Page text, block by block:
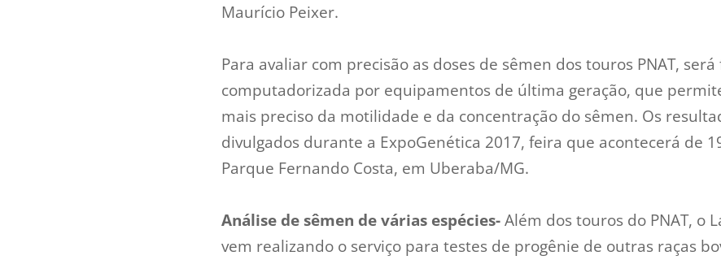
Maurício Peixer.
Para avaliar com precisão as doses de sêmen dos touros PNAT,
computadorizada por equipamentos de última geração, que
mais preciso da motilidade e da concentração do sêmen. Os
divulgados durante a ExpoGenética 2017, feira que acontecerá de
Parque Fernando Costa, em Uberaba/MG.
Análise de sêmen de várias espécies-Além dos touros do PNAT, o
vem realizando o serviço para testes de progênie de outras raças